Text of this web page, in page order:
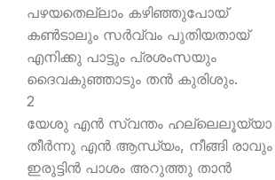
പഴയതെല്ലാം കഴിഞ്ഞുപോയ്
കണ്‍ടാലും സര്‍വ്വം പുതിയതായ്
എനിക്കു പാട്ടും പ്രശംസയും
ദൈവകുഞ്ഞാടും തന്‍ കുരിശും.
2
യേശു എന്‍ സ്വന്തം ഹല്ലെലൂയ്യാ
തീര്‍ന്നു എന്‍ ആന്ധ്യം, നീങ്ങി രാവും
ഇരുട്ടിന്‍ പാശം അറുത്തു താന്‍